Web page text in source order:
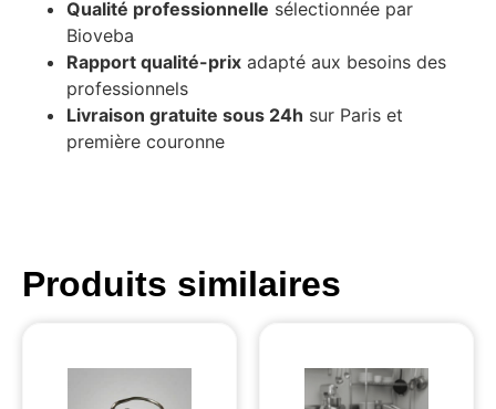
Qualité professionnelle sélectionnée par
Bioveba
Rapport qualité-prix adapté aux besoins des
professionnels
Livraison gratuite sous 24h sur Paris et
première couronne
Produits similaires